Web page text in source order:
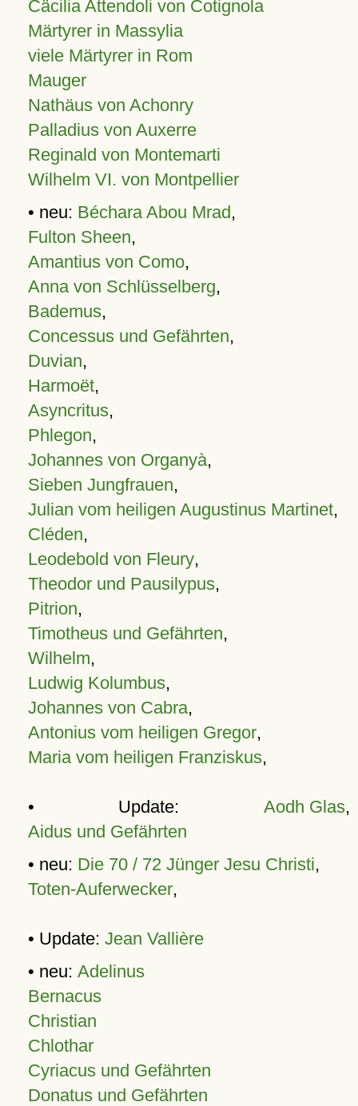
Cäcilia Attendoli von Cotignola
Märtyrer in Massylia
viele Märtyrer in Rom
Mauger
Nathäus von Achonry
Palladius von Auxerre
Reginald von Montemarti
Wilhelm VI. von Montpellier
• neu: Béchara Abou Mrad,
Fulton Sheen,
Amantius von Como,
Anna von Schlüsselberg,
Bademus,
Concessus und Gefährten,
Duvian,
Harmoët,
Asyncritus,
Phlegon,
Johannes von Organyà,
Sieben Jungfrauen,
Julian vom heiligen Augustinus Martinet,
Cléden,
Leodebold von Fleury,
Theodor und Pausilypus,
Pitrion,
Timotheus und Gefährten,
Wilhelm,
Ludwig Kolumbus,
Johannes von Cabra,
Antonius vom heiligen Gregor,
Maria vom heiligen Franziskus,
• Update: Aodh Glas,
Aidus und Gefährten
• neu: Die 70 / 72 Jünger Jesu Christi,
Toten-Auferwecker,
• Update: Jean Vallière
• neu: Adelinus
Bernacus
Christian
Chlothar
Cyriacus und Gefährten
Donatus und Gefährten